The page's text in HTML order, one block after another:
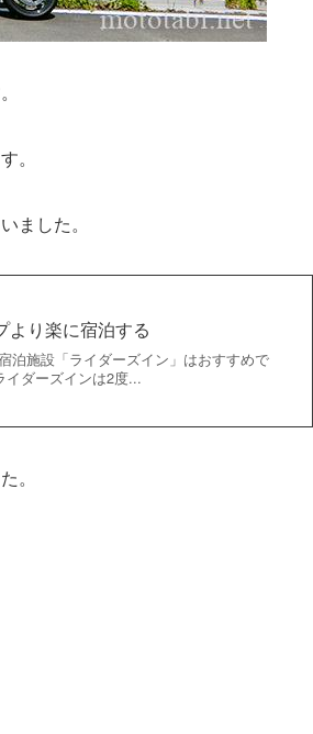
。
ました。
より楽に宿泊する
泊施設「ライダーズイン」はおすすめで
ダーズインは2度...
。